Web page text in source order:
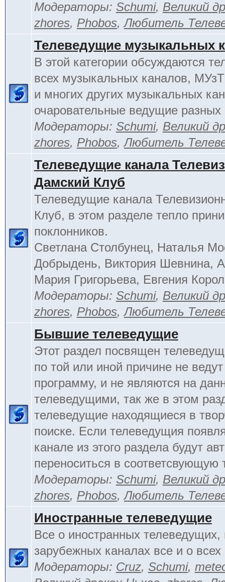
Модераторы: Schumi, Великий
zhores, Phobos,Любитель
Телеведущие музыкальных
В этой категории обсуждаются
всех музыкальных каналов,
и многих других музыкальных
очаровательные ведущие разных
Модераторы: Schumi, Великий
zhores, Phobos,Любитель
Телеведущие канала
Дамский Клуб
Телеведущие канала
Клуб, в этом разделе тепло
поклонников.
Светлана Столбунец, Наталья
Добрыдень, Виктория Шевнина,
Мария Григорьева, Евгения
Модераторы: Schumi, Великий
zhores, Phobos,Любитель
Бывшие телеведущие
Этот раздел посвящен
по той или иной причине не
программу, и не являются на
телеведущими, так же в этом
телеведущие находящиеся в
поиске. Если телеведущия
канале из этого раздела будут
переноситься в соответсвующую
Модераторы: Schumi, Великий
zhores, Phobos,Любитель
Иностранные телеведущие
Все о иностранных телеведущих,
зарубежных каналах все и о всех
Модераторы: Cruz, Schumi,